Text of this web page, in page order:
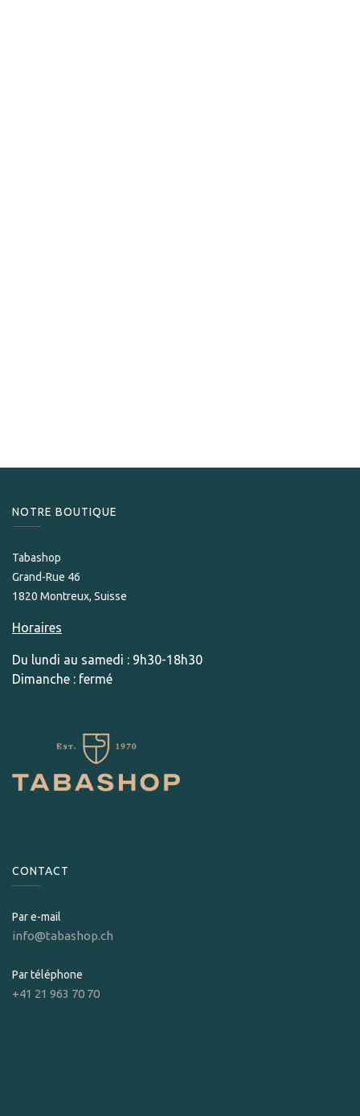
NOTRE BOUTIQUE
Tabashop
Grand-Rue 46
1820 Montreux, Suisse
Horaires
Du lundi au samedi : 9h30-18h30
Dimanche : fermé
CONTACT
Par e-mail
info@tabashop.ch
Par téléphone
+41 21 963 70 70